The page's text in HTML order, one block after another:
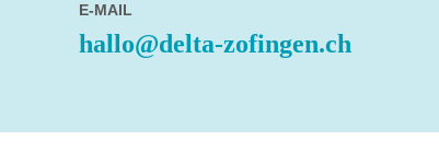
E-MAIL
hallo@delta-zofingen.ch